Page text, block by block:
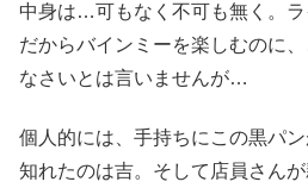
中身は…可もなく不可も無く。ラ
だからバインミーを楽しむのに
なさいとは言いませんが…
個人的には、手持ちにこの黒パ
知れたのは吉。そして店員さん